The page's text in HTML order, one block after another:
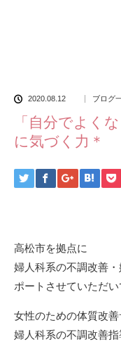
2020.08.12 ブログ
「自分でよく
に気づく力＊
高松市を拠点に
婦人科系の不調改善
ポートさせていただい
女性のための体質改
婦人科系の不調改善